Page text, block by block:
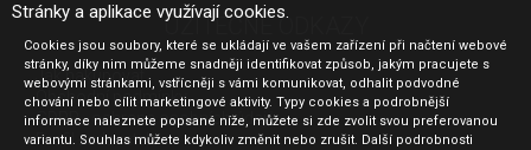
UŽITEČNÉ ODKAZY
Jak nakupovat
Obchodní podmínky
GDPR - ochrana osobních údajů
Profil zadavatele
Stránky a aplikace využívají cookies.
Cookies jsou soubory, které se ukládají ve vašem zařízení při načtení webové
stránky, díky nim můžeme snadněji identifikovat způsob, jakým pracujete s
webovými stránkami, vstřícněji s vámi komunikovat, odhalit podvodné
chování nebo cílit marketingové aktivity. Typy cookies a podrobnější
informace naleznete popsané níže, můžete si zde zvolit svou preferovanou
variantu. Souhlas můžete kdykoliv změnit nebo zrušit. Další podrobnosti